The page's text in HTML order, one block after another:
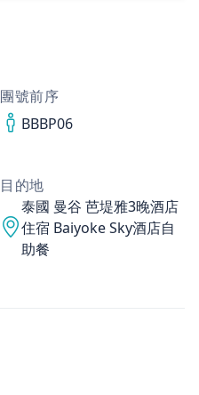
團號前序
BBBP06
目的地
泰國 曼谷 芭堤雅3晚酒店
住宿 Baiyoke Sky酒店自
助餐